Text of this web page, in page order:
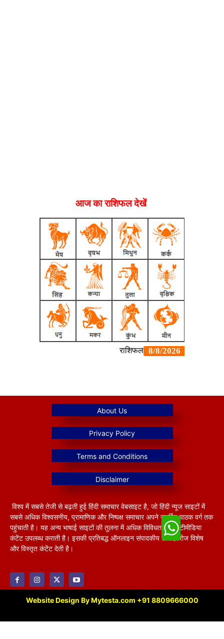
आज का राशिफल देखें
विश्व में सबसे तेजी से बढ़ती हुई हिंदी समाचार वेबसाइट है, जो हिंदी न्यूज साइटों में
सबसे अधिक विश्वसनीय, प्रामाणिक और निष्पक्ष समाचार अपने समर्पित पाठक वर्ग तक
पहुंचाती है। यह अन्य भाषाई साइटों की तुलना में अधिक विविधतापूर्ण मल्टीमीडिया
कंटेंट उपलब्ध कराती है। इसकी प्रतिबद्ध ऑनलाइन संपादकीय टीम हररोज विशेष
और विस्तृत कंटेंट देती है।
Website Design By Mytesta.com +91 8809666000